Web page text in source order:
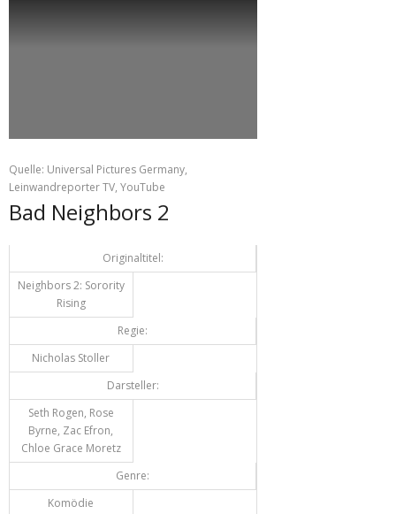
Quelle: Universal Pictures Germany,
Leinwandreporter TV, YouTube
Bad Neighbors 2
Originaltitel:
Neighbors 2: Sorority
Rising
Regie:
Nicholas Stoller
Darsteller:
Seth Rogen, Rose
Byrne, Zac Efron,
Chloe Grace Moretz
Genre:
Komödie